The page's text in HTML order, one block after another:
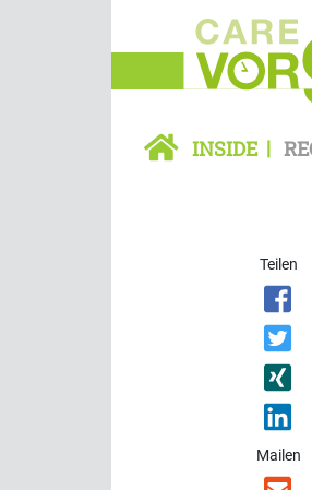
INSIDE
Teilen
Mailen